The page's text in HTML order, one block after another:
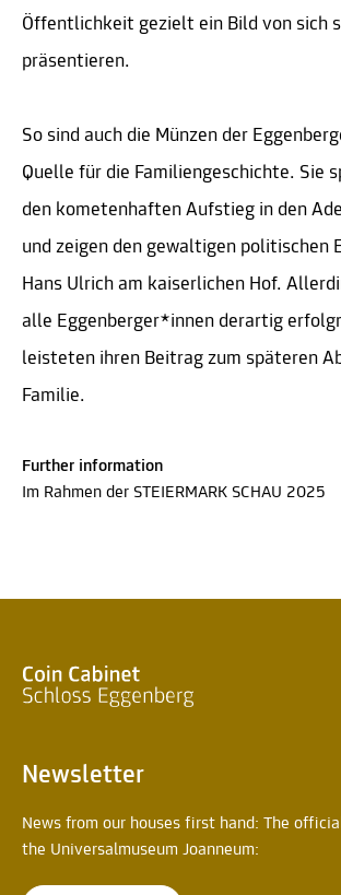
Öffentlichkeit gezielt ein Bild von sich
präsentieren.
So sind auch die Münzen der
Quelle für die Familiengeschichte. Sie
den kometenhaften Aufstieg in den
und zeigen den gewaltigen politischen
Hans Ulrich am kaiserlichen Hof.
alle Eggenberger*innen derartig
leisteten ihren Beitrag zum späteren
Familie.
Further information
Im Rahmen der STEIERMARK SCHAU 2025
Newsletter
News from our houses first hand: The
the Universalmuseum Joanneum: